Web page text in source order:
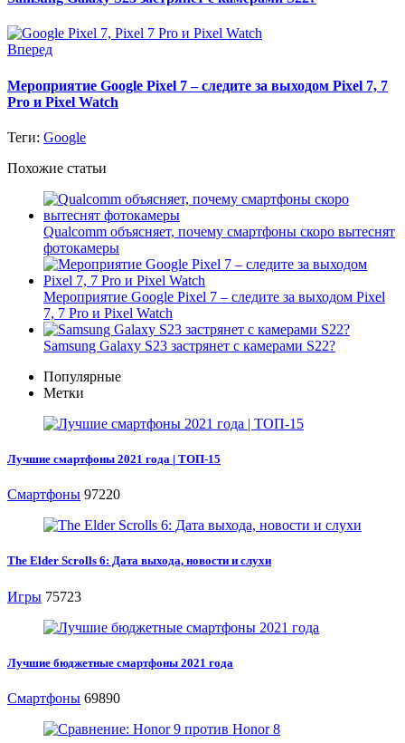
Вперед
Мероприятие Google Pixel 7 – следите за выходом Pixel 7, 7
Pro и Pixel Watch
Теги: Google
Похожие статьи
Qualcomm объясняет, почему смартфоны скоро вытеснят
фотокамеры
Мероприятие Google Pixel 7 – следите за выходом Pixel
7, 7 Pro и Pixel Watch
Samsung Galaxy S23 застрянет с камерами S22?
Популярные
Метки
Лучшие смартфоны 2021 года | ТОП-15
Смартфоны 97220
The Elder Scrolls 6: Дата выхода, новости и слухи
Игры 75723
Лучшие бюджетные смартфоны 2021 года
Смартфоны 69890